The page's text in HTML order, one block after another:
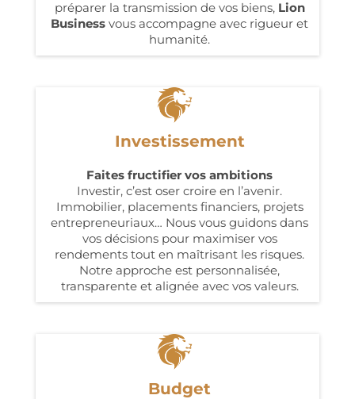
préparer la transmission de vos biens, Lion
Business vous accompagne avec rigueur et
humanité.
Investissement
Faites fructifier vos ambitions
Investir, c’est oser croire en l’avenir.
Immobilier, placements financiers, projets
entrepreneuriaux… Nous vous guidons dans
vos décisions pour maximiser vos
rendements tout en maîtrisant les risques.
Notre approche est personnalisée,
transparente et alignée avec vos valeurs.
Budget